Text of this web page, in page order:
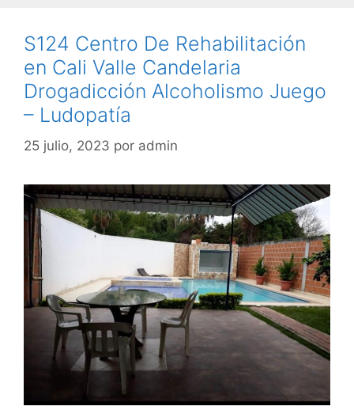
S124 Centro De Rehabilitación
en Cali Valle Candelaria
Drogadicción Alcoholismo Juego
– Ludopatía
25 julio, 2023 por admin